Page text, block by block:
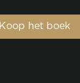
Koop het boek